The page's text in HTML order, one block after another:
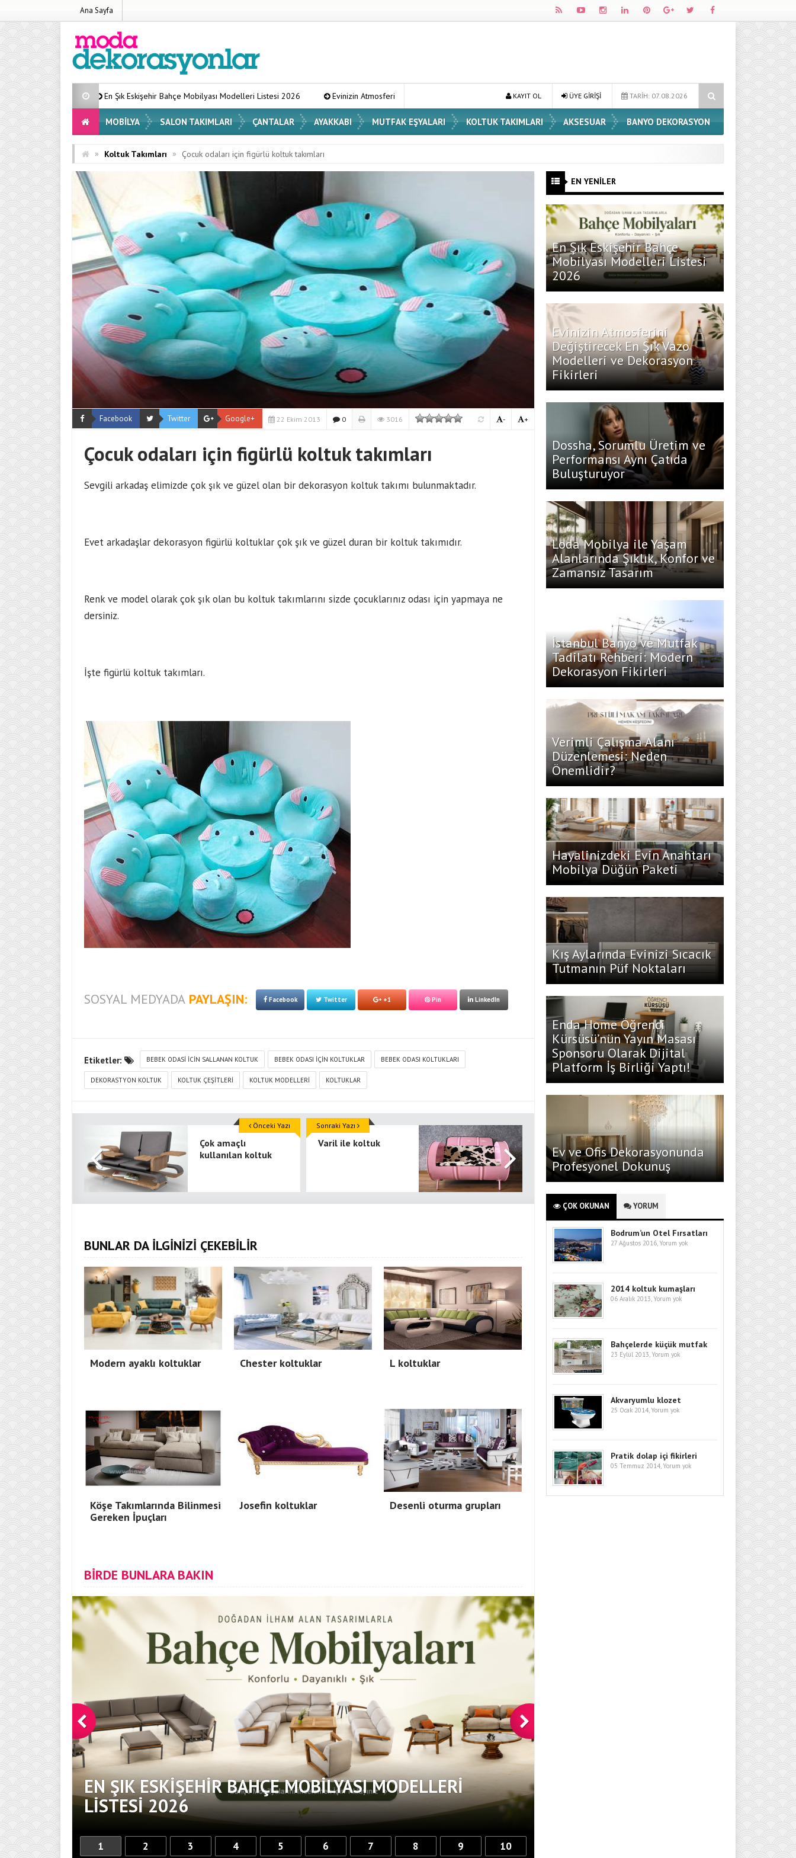
Ana Sayfa
En Şık Eskişehir Bahçe Mobilyası Modelleri Listesi 2026 Evinizin Atmosferini Değiştirecek En Şık Vazo Modelleri ve Dekorasyon Fikirleri Dossha, Sorumlu Üretim ve Performansı Aynı Çatıda Buluşturuyor
TARİH: 07.08.2026
ÜYE GİRİŞİ
KAYIT OL
MOBILYA SALON TAKIMLARI ÇANTALAR AYAKKABI MUTFAK EŞYALARI KOLTUK TAKIMLARI AKSESUAR BANYO DEKORASYON
» Koltuk Takımları » Çocuk odaları için figürlü koltuk takımları
Facebook Twitter Google+ 22 Ekim 2013 0 3016 +
-
Çocuk odaları için figürlü koltuk takımları
Sevgili arkadaş elimizde çok şık ve güzel olan bir dekorasyon koltuk takımı bulunmaktadır.
Evet arkadaşlar dekorasyon figürlü koltuklar çok şık ve güzel duran bir koltuk takımıdır.
Renk ve model olarak çok şık olan bu koltuk takımlarını sizde çocuklarınız odası için yapmaya ne
dersiniz.
İşte figürlü koltuk takımları.
SOSYAL MEDYADA PAYLAŞIN: Facebook Twitter +1 Pin LinkedIn
Etiketler: BEBEK ODASI ICIN SALLANAN KOLTUK BEBEK ODASI IÇIN KOLTUKLAR BEBEK ODASI KOLTUKLARI
DEKORASTYON KOLTUK KOLTUK ÇEŞITLERI KOLTUK MODELLERI KOLTUKLAR
Çok amaçlı
kullanılan koltuk
Önceki Yazı
Varil ile koltuk
Sonraki Yazı
BUNLAR DA İLGİNİZİ ÇEKEBİLİR
Modern ayaklı koltuklar Chester koltuklar L koltuklar
Köşe Takımlarında Bilinmesi
Gereken İpuçları
Josefin koltuklar Desenli oturma grupları
BİRDE BUNLARA BAKIN
EN ŞIK ESKIŞEHIR BAHÇE MOBILYASI MODELLERI
LISTESI 2026
EVINIZIN ATMOSFERINI
MODELLERI VE DEKORASYON
1 2 3 4 5 6 7 8 9 10
EN YENİLER
En Şık Eskişehir Bahçe
Mobilyası Modelleri Listesi
2026
Evinizin Atmosferini
Değiştirecek En Şık Vazo
Modelleri ve Dekorasyon
Fikirleri
Dossha, Sorumlu Üretim ve
Performansı Aynı Çatıda
Buluşturuyor
Loda Mobilya ile Yaşam
Alanlarında Şıklık, Konfor ve
Zamansız Tasarım
İstanbul Banyo ve Mutfak
Tadilatı Rehberi: Modern
Dekorasyon Fikirleri
Verimli Çalışma Alanı
Düzenlemesi: Neden
Önemlidir?
Hayalinizdeki Evin Anahtarı
Mobilya Düğün Paketi
Kış Aylarında Evinizi Sıcacık
Tutmanın Püf Noktaları
Enda Home Öğrenci
Kürsüsü’nün Yayın Masası
Sponsoru Olarak Dijital
Platform İş Birliği Yaptı!
Ev ve Ofis Dekorasyonunda
Profesyonel Dokunuş
ÇOK OKUNAN YORUM
Bodrum’un Otel Fırsatları
27 Ağustos 2016, Yorum yok
2014 koltuk kumaşları
06 Aralık 2013, Yorum yok
Bahçelerde küçük mutfak
23 Eylül 2013, Yorum yok
Akvaryumlu klozet
25 Ocak 2014, Yorum yok
Pratik dolap içi fikirleri
05 Temmuz 2014, Yorum yok